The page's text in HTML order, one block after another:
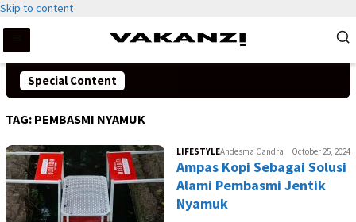
Skip to content
Special Content
TAG: PEMBASMI NYAMUK
LIFESTYLEAndesma Candra October 25, 2024
Ampas Kopi Sebagai Solusi
Alami Pembasmi Jentik
Nyamuk